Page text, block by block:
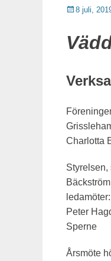
Publicerat
8 juli,
Charlotta
Styrelsen,
Peter
Sperne
Årsmöte